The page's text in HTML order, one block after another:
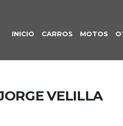
INICIO CARROS MOTOS
VELILLA